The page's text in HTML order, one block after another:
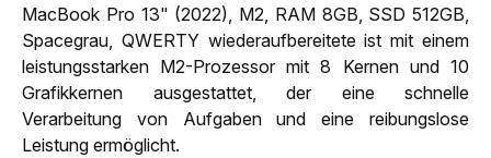
MacBook Pro 13" (2022), M2, RAM 8GB, SSD 512GB,
Spacegrau, QWERTY wiederaufbereitete ist mit einem
leistungsstarken M2-Prozessor mit 8 Kernen und 10
Grafikkernen ausgestattet, der eine schnelle
Verarbeitung von Aufgaben und eine reibungslose
Leistung ermöglicht.